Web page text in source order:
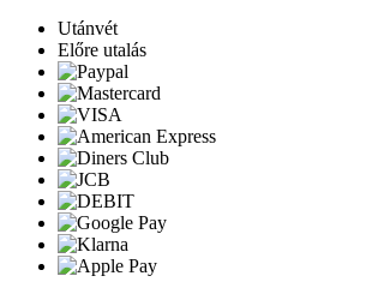
Utánvét
Előre utalás